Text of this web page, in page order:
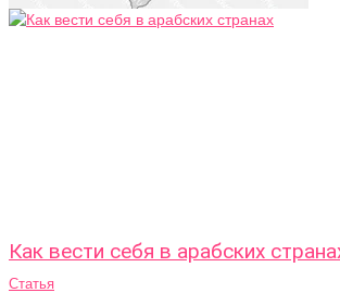
Как вести себя в арабских
Статья